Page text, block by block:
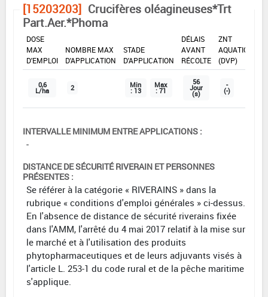
[15203203] Crucifères oléagineuses*Trt
Part.Aer.*Phoma
DOSE
MAX
D'EMPLOI
NOMBRE MAX
D'APPLICATION
STADE
D'APPLICATION
DÉLAIS
AVANT
RÉCOLTE
ZNT
AQUATIQUE
(DVP)
0,6
L/ha 2 Min
: 13
Max
: 71
56
Jour
(s)
-
(-)
INTERVALLE MINIMUM ENTRE APPLICATIONS :
-
DISTANCE DE SÉCURITÉ RIVERAIN ET PERSONNES
PRÉSENTES :
Se référer à la catégorie « RIVERAINS » dans la
rubrique « conditions d'emploi générales » ci-dessus.
En l'absence de distance de sécurité riverains fixée
dans l'AMM, l'arrêté du 4 mai 2017 relatif à la mise sur
le marché et à l'utilisation des produits
phytopharmaceutiques et de leurs adjuvants visés à
l'article L. 253-1 du code rural et de la pêche maritime
s'applique.